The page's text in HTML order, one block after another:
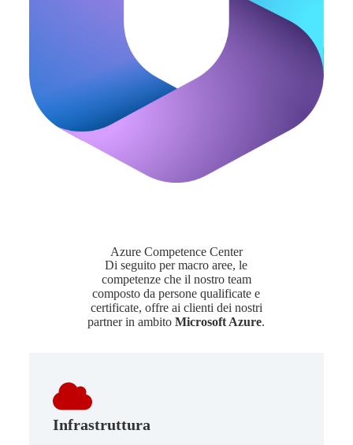
Azure Competence Center
Di seguito per macro aree, le
competenze che il nostro team
composto da persone qualificate e
certificate, offre ai clienti dei nostri
partner in ambitoMicrosoft Azure.
Infrastruttura